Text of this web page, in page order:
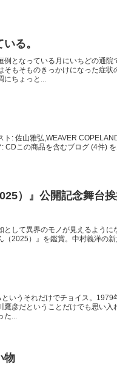
る。
例となっている月にいちどの通
そもそものきっかけになった症
にちょっと...
ト: 佐山雅弘,WEAVER
CDこの商品を含むブログ (4件)
）』公開記念舞台
として異界のモノが見えるように
2025）』を鑑賞。中村義洋の
というそれだけでチョイス。
彦だということだけでも思い入
た...
物